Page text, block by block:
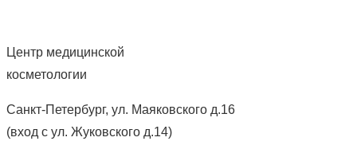
Центр медицинской
косметологии
Санкт-Петербург, ул. Маяковского д.16
(вход с ул. Жуковского д.14)